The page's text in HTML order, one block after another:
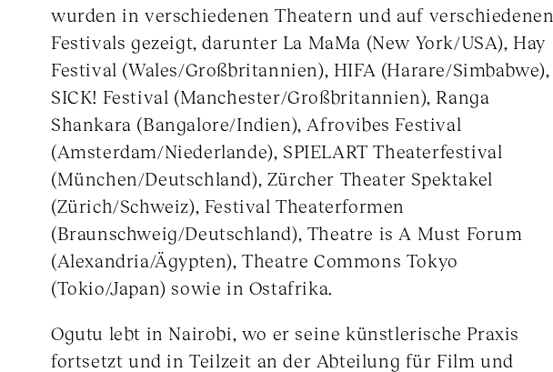
wurden in verschiedenen Theatern und auf verschiedenen
Festivals gezeigt, darunter La MaMa (New York/USA), Hay
Festival (Wales/Großbritannien), HIFA (Harare/Simbabwe),
SICK! Festival (Manchester/Großbritannien), Ranga
Shankara (Bangalore/Indien), Afrovibes Festival
(Amsterdam/Niederlande), SPIELART Theaterfestival
(München/Deutschland), Zürcher Theater Spektakel
(Zürich/Schweiz), Festival Theaterformen
(Braunschweig/Deutschland), Theatre is A Must Forum
(Alexandria/Ägypten), Theatre Commons Tokyo
(Tokio/Japan) sowie in Ostafrika.
Ogutu lebt in Nairobi, wo er seine künstlerische Praxis
fortsetzt und in Teilzeit an der Abteilung für Film und